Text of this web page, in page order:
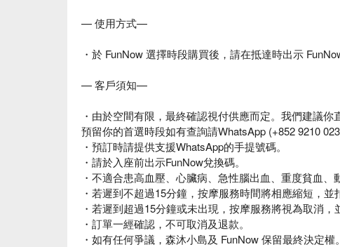
— 使用方式—
・於 FunNow 選擇時段購買後，請在抵達時出示
— 客戶須知—
・由於空間有限，最終確認視付供應而定。我們建議
預留你的首選時段如有查詢請WhatsApp (+852 9210
・預訂時請提供支援WhatsApp的手提號碼。
・請於入座前出示FunNow兌換碼。
・不適合患高血壓、心臟病、急性腦出血、重度貧血、
・若遲到不超過15分鐘，按摩服務時間將相應縮短，
・若遲到超過15分鐘或未出現，按摩服務將視為取消
・訂單一經確認，不可取消及退款。
・如有任何爭議，森沐小島及 FunNow 保留最終決定權。